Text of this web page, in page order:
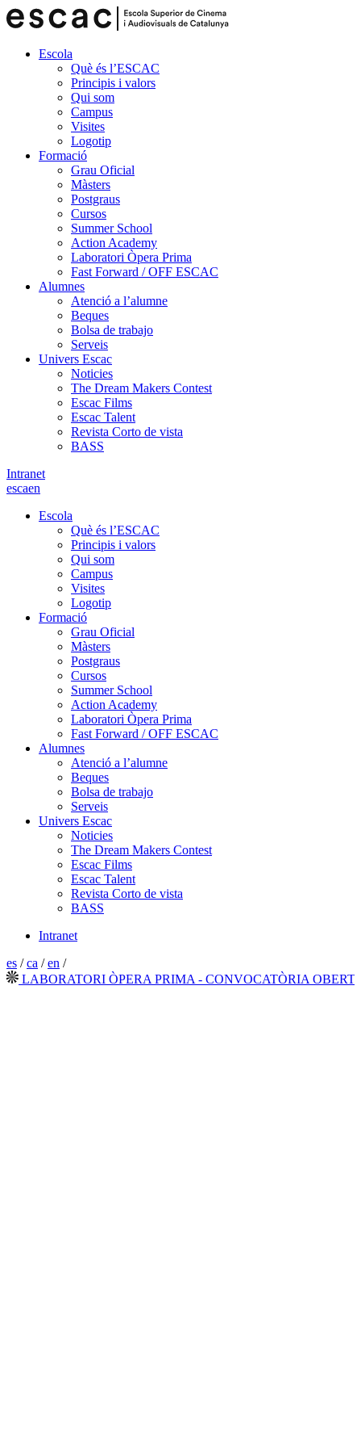
Escola
Què és l’ESCAC
Principis i valors
Qui som
Campus
Visites
Logotip
Formació
Grau Oficial
Màsters
Postgraus
Cursos
Summer School
Action Academy
Laboratori Òpera Prima
Fast Forward / OFF ESCAC
Alumnes
Atenció a l’alumne
Beques
Bolsa de trabajo
Serveis
Univers Escac
Noticies
The Dream Makers Contest
Escac Films
Escac Talent
Revista Corto de vista
BASS
Intranet
escaen
Escola
Què és l’ESCAC
Principis i valors
Qui som
Campus
Visites
Logotip
Formació
Grau Oficial
Màsters
Postgraus
Cursos
Summer School
Action Academy
Laboratori Òpera Prima
Fast Forward / OFF ESCAC
Alumnes
Atenció a l’alumne
Beques
Bolsa de trabajo
Serveis
Univers Escac
Noticies
The Dream Makers Contest
Escac Films
Escac Talent
Revista Corto de vista
BASS
Intranet
es /ca /en /
LABORATORI ÒPERA PRIMA - CONVOCATÒRIA OBERTA